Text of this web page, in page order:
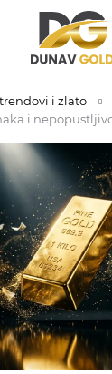
i zlato
i